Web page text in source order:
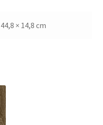
44,8 × 14,8 cm